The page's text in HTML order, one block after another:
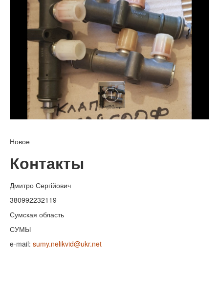
Новое
Контакты
Дмитро Сергійович
380992232119
Сумская область
СУМЫ
e-mail: sumy.nelikvid@ukr.net